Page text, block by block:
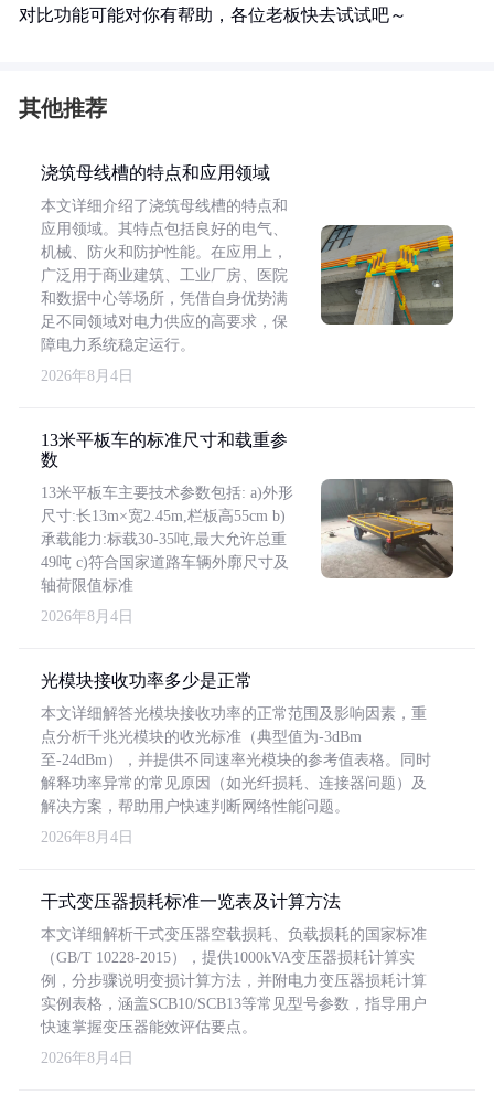
对比功能可能对你有帮助，各位老板快去试试吧～
其他推荐
浇筑母线槽的特点和应用领域
本文详细介绍了浇筑母线槽的特点和
应用领域。其特点包括良好的电气、
机械、防火和防护性能。在应用上，
广泛用于商业建筑、工业厂房、医院
和数据中心等场所，凭借自身优势满
足不同领域对电力供应的高要求，保
障电力系统稳定运行。
2026年8月4日
13米平板车的标准尺寸和载重参
数
13米平板车主要技术参数包括: a)外形
尺寸:长13m×宽2.45m,栏板高55cm b)
承载能力:标载30-35吨,最大允许总重
49吨 c)符合国家道路车辆外廓尺寸及
轴荷限值标准
2026年8月4日
光模块接收功率多少是正常
本文详细解答光模块接收功率的正常范围及影响因素，重
点分析千兆光模块的收光标准（典型值为-3dBm
至-24dBm），并提供不同速率光模块的参考值表格。同时
解释功率异常的常见原因（如光纤损耗、连接器问题）及
解决方案，帮助用户快速判断网络性能问题。
2026年8月4日
干式变压器损耗标准一览表及计算方法
本文详细解析干式变压器空载损耗、负载损耗的国家标准
（GB/T 10228-2015），提供1000kVA变压器损耗计算实
例，分步骤说明变损计算方法，并附电力变压器损耗计算
实例表格，涵盖SCB10/SCB13等常见型号参数，指导用户
快速掌握变压器能效评估要点。
2026年8月4日